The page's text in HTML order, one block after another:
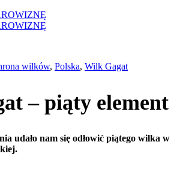
wilków, Polska, Wilk Gagat
– piąty element
udało nam się odłowić piątego wilka w